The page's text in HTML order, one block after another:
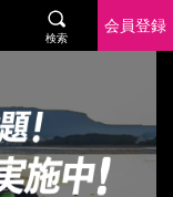
検索
会員登録